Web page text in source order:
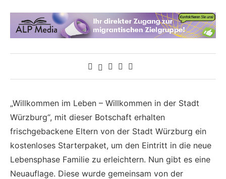
„Willkommen im Leben – Willkommen in der Stadt
Würzburg“, mit dieser Botschaft erhalten
frischgebackene Eltern von der Stadt Würzburg ein
kostenloses Starterpaket, um den Eintritt in die neue
Lebensphase Familie zu erleichtern. Nun gibt es eine
Neuauflage. Diese wurde gemeinsam von der